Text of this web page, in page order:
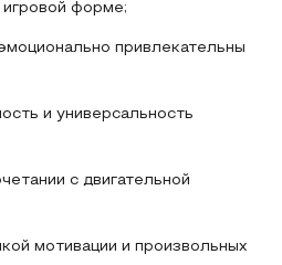
игровой форме;
привлекательны
и универсальность
с двигательной
мотивации и произвольных